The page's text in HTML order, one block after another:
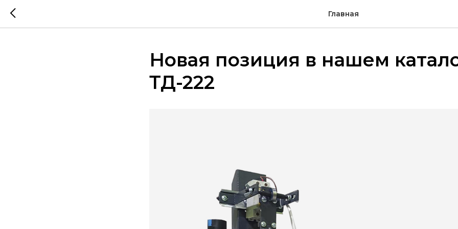
Главная
Новая позиция в нашем
ТД-222